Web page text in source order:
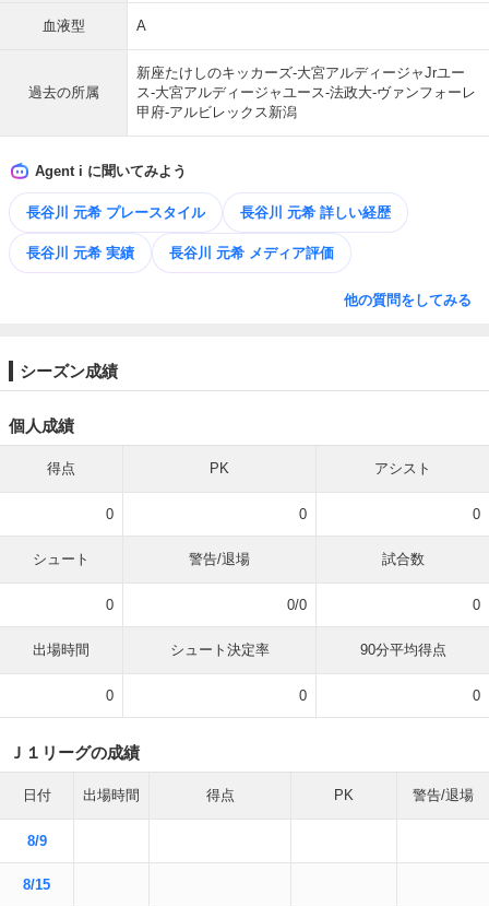
血液型 A
過去の所属
新座たけしのキッカーズ-大宮アルディージャJrユー
ス-大宮アルディージャユース-法政大-ヴァンフォーレ
甲府-アルビレックス新潟
Agent i に聞いてみよう
長谷川 元希 プレースタイル 長谷川 元希 詳しい経歴
長谷川 元希 実績 長谷川 元希 メディア評価
他の質問をしてみる
シーズン成績
個人成績
得点 PK アシスト
0 0 0
シュート 警告/退場 試合数
0 0/0 0
出場時間 シュート決定率 90分平均得点
0 0 0
Ｊ１リーグの成績
日付 出場時間 得点 PK 警告/退場
8/9
8/15